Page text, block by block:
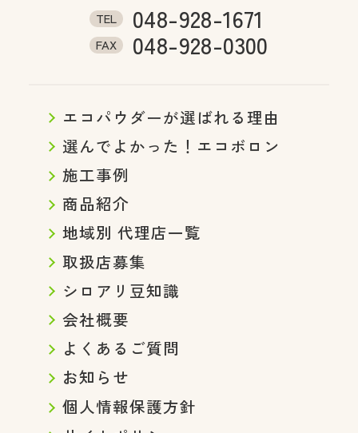
TEL 048-928-1671
FAX 048-928-0300
エコパウダーが選ばれる理由
選んでよかった！エコボロン
施工事例
商品紹介
地域別 代理店一覧
取扱店募集
シロアリ豆知識
会社概要
よくあるご質問
お知らせ
個人情報保護方針